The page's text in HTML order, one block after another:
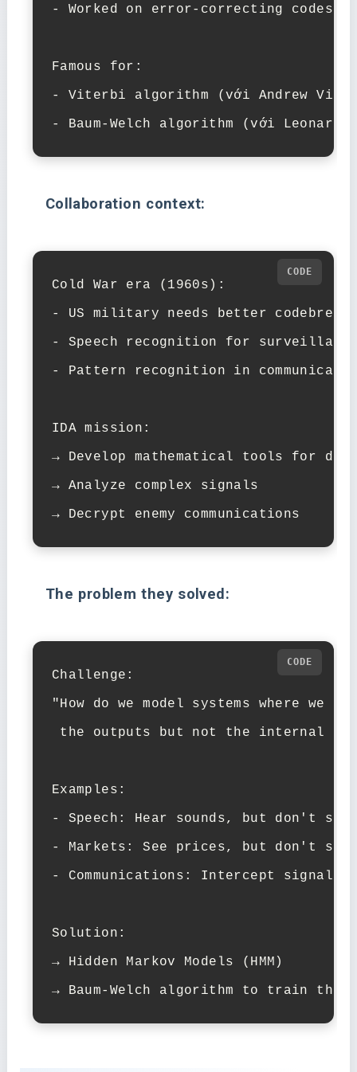
- Worked on error-correcting codes
Famous for:
- Viterbi algorithm (với Andrew
- Baum-Welch algorithm (với Leonard
Collaboration context:
Cold War era (1960s):
- US military needs better
- Speech recognition for
- Pattern recognition in
IDA mission:
→ Develop mathematical tools for
→ Analyze complex signals
→ Decrypt enemy communications
The problem they solved:
Challenge:
"How do we model systems where we
the outputs but not the internal
Examples:
- Speech: Hear sounds, but don't
- Markets: See prices, but don't
- Communications: Intercept
Solution:
→ Hidden Markov Models (HMM)
→ Baum-Welch algorithm to train them